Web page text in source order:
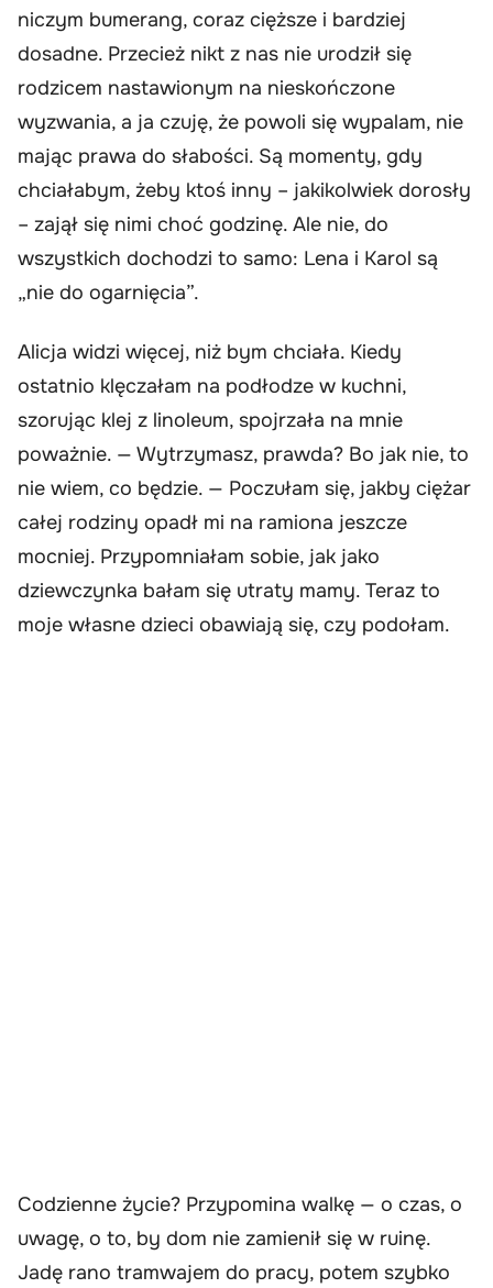
niczym bumerang, coraz cięższe i bardziej
dosadne. Przecież nikt z nas nie urodził się
rodzicem nastawionym na nieskończone
wyzwania, a ja czuję, że powoli się wypalam, nie
mając prawa do słabości. Są momenty, gdy
chciałabym, żeby ktoś inny – jakikolwiek dorosły
– zajął się nimi choć godzinę. Ale nie, do
wszystkich dochodzi to samo: Lena i Karol są
„nie do ogarnięcia”.
Alicja widzi więcej, niż bym chciała. Kiedy
ostatnio klęczałam na podłodze w kuchni,
szorując klej z linoleum, spojrzała na mnie
poważnie. — Wytrzymasz, prawda? Bo jak nie, to
nie wiem, co będzie. — Poczułam się, jakby ciężar
całej rodziny opadł mi na ramiona jeszcze
mocniej. Przypomniałam sobie, jak jako
dziewczynka bałam się utraty mamy. Teraz to
moje własne dzieci obawiają się, czy podołam.
Codzienne życie? Przypomina walkę — o czas, o
uwagę, o to, by dom nie zamienił się w ruinę.
Jadę rano tramwajem do pracy, potem szybko